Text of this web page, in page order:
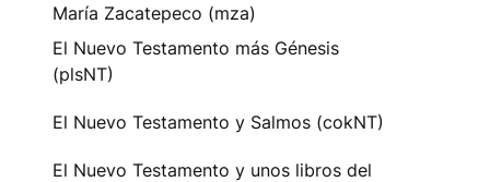
María Zacatepeco (mza)
El Nuevo Testamento más Génesis
(plsNT)
El Nuevo Testamento y Salmos (cokNT)
El Nuevo Testamento y unos libros del